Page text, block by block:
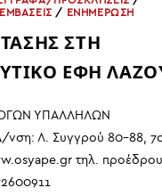
/ ΕΝΗΜΕΡΩΣΗ
ΣΤΗ
ΕΦΗ
ΥΠΑΛΛΗΛΩΝ
νση: Λ. Συγγρού 80-88,
τηλ.